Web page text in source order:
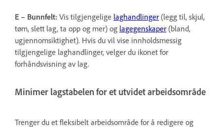
E – Bunnfelt: Vis tilgjengelige laghandlinger (legg til, skjul,
tøm, slett lag, ta opp og mer) og lagegenskaper (bland,
ugjennomsiktighet). Hvis du vil vise innholdsmessig
tilgjengelige laghandlinger, velger du ikonet for
forhåndsvisning av lag.
Minimer lagstabelen for et utvidet arbeidsområde
Trenger du et fleksibelt arbeidsområde for å redigere og